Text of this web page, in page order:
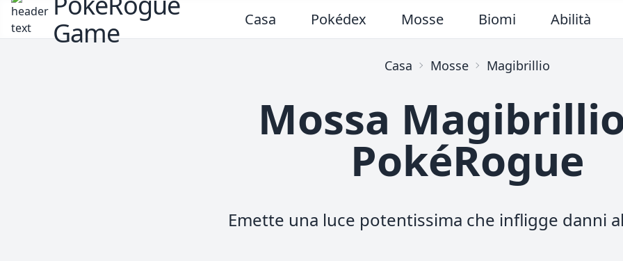
Game
Casa Pokédex Mosse Biomi Abilità
Casa Mosse Magibrillio
Mossa
PokéRogue
Emette una luce potentissima che infligge danni